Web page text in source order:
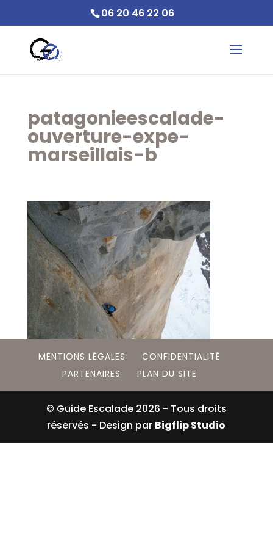
06 20 46 22 06
patagonieescalade-
ouverture-expe-
marseillais-b
MENTIONS LÉGALES
CONFIDENTIALITÉ
PARTENAIRES
PLAN DU SITE
© Guide Escalade 2026 - Tous droits
réservés - Design par Bigflip Studio